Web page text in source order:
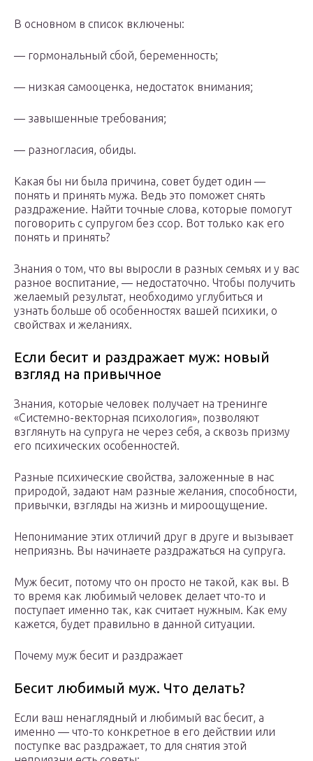
В основном в список включены:
— гормональный сбой, беременность;
— низкая самооценка, недостаток внимания;
— завышенные требования;
— разногласия, обиды.
Какая бы ни была причина, совет будет один —
понять и принять мужа. Ведь это поможет снять
раздражение. Найти точные слова, которые помогут
поговорить с супругом без ссор. Вот только как его
понять и принять?
Знания о том, что вы выросли в разных семьях и у вас
разное воспитание, — недостаточно. Чтобы получить
желаемый результат, необходимо углубиться и
узнать больше об особенностях вашей психики, о
свойствах и желаниях.
Если бесит и раздражает муж: новый
взгляд на привычное
Знания, которые человек получает на тренинге
«Системно-векторная психология», позволяют
взглянуть на супруга не через себя, а сквозь призму
его психических особенностей.
Разные психические свойства, заложенные в нас
природой, задают нам разные желания, способности,
привычки, взгляды на жизнь и мироощущение.
Непонимание этих отличий друг в друге и вызывает
неприязнь. Вы начинаете раздражаться на супруга.
Муж бесит, потому что он просто не такой, как вы. В
то время как любимый человек делает что-то и
поступает именно так, как считает нужным. Как ему
кажется, будет правильно в данной ситуации.
Почему муж бесит и раздражает
Бесит любимый муж. Что делать?
Если ваш ненаглядный и любимый вас бесит, а
именно — что-то конкретное в его действии или
поступке вас раздражает, то для снятия этой